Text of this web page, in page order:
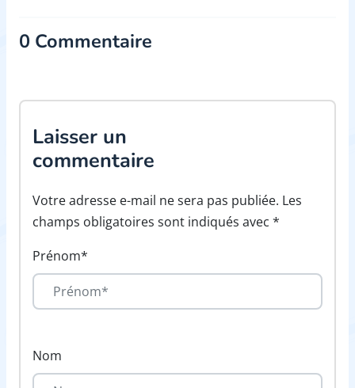
0 Commentaire
Laisser un
commentaire
Votre adresse e-mail ne sera pas publiée. Les
champs obligatoires sont indiqués avec *
Prénom*
Nom